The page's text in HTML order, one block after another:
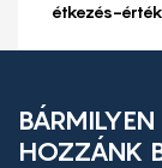
étkezés-
HOZZÁNK